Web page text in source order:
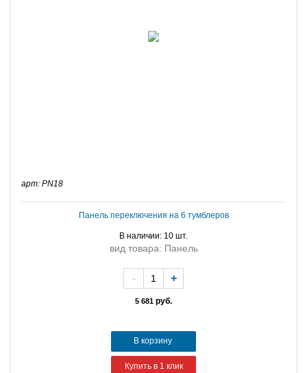
арт: PN18
Панель переключения на 6 тумблеров
В наличии: 10 шт.
вид товара: Панель
5 681 руб.
- +
В корзину
Купить в 1 клик